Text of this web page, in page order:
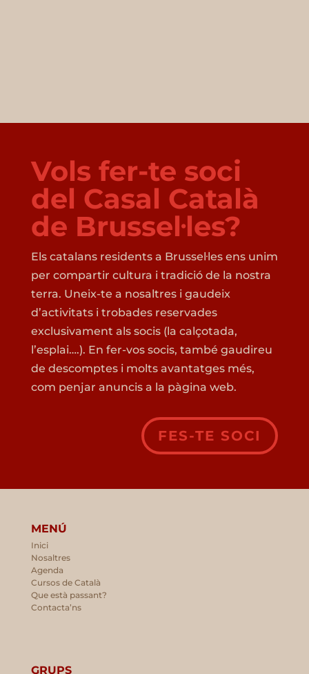
Vols fer-te soci
del Casal Català
de Brussel·les?
Els catalans residents a Brussel·les ens unim
per compartir cultura i tradició de la nostra
terra. Uneix-te a nosaltres i gaudeix
d’activitats i trobades reservades
exclusivament als socis (la calçotada,
l’esplai….). En fer-vos socis, també gaudireu
de descomptes i molts avantatges més,
com penjar anuncis a la pàgina web.
FES-TE SOCI
MENÚ
Inici
Nosaltres
Agenda
Cursos de Català
Que està passant?
Contacta’ns
GRUPS